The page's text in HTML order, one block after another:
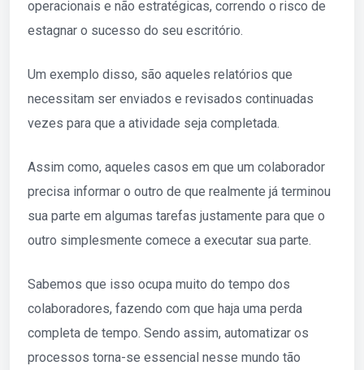
operacionais e não estratégicas, correndo o risco de
estagnar o sucesso do seu escritório.
Um exemplo disso, são aqueles relatórios que
necessitam ser enviados e revisados continuadas
vezes para que a atividade seja completada.
Assim como, aqueles casos em que um colaborador
precisa informar o outro de que realmente já terminou
sua parte em algumas tarefas justamente para que o
outro simplesmente comece a executar sua parte.
Sabemos que isso ocupa muito do tempo dos
colaboradores, fazendo com que haja uma perda
completa de tempo. Sendo assim, automatizar os
processos torna-se essencial nesse mundo tão